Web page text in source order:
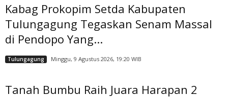
Kabag Prokopim Setda Kabupaten
Tulungagung Tegaskan Senam Massal
di Pendopo Yang...
Tulungagung Minggu, 9 Agustus 2026, 19:20 WIB
Tanah Bumbu Raih Juara Harapan 2